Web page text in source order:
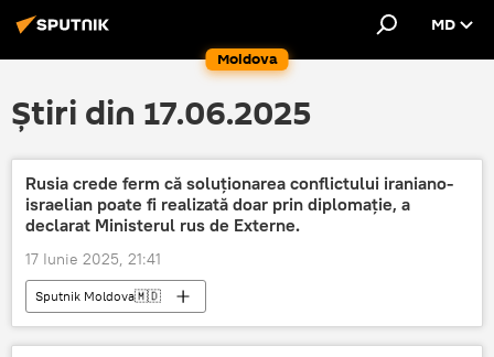
Moldova
MD
Știri din 17.06.2025
Rusia crede ferm că soluționarea conflictului iraniano-
israelian poate fi realizată doar prin diplomație, a
declarat Ministerul rus de Externe.
17 Iunie 2025, 21:41
Sputnik Moldova🇲🇩